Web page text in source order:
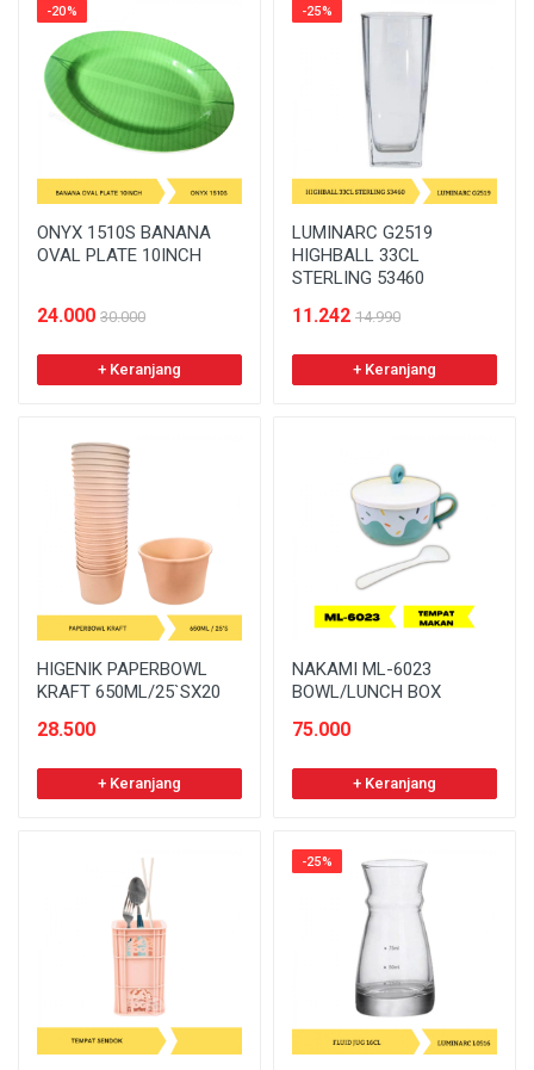
-20%
ONYX 1510S BANANA
OVAL PLATE 10INCH
24.000 30.000
+ Keranjang
-25%
LUMINARC G2519
HIGHBALL 33CL
STERLING 53460
11.242 14.990
+ Keranjang
HIGENIK PAPERBOWL
KRAFT 650ML/25`SX20
28.500
+ Keranjang
NAKAMI ML-6023
BOWL/LUNCH BOX
75.000
+ Keranjang
-25%